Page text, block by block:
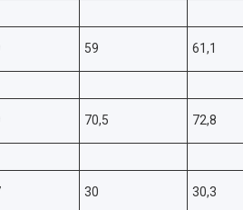
59 61,1
70,5 72,8
30 30,3